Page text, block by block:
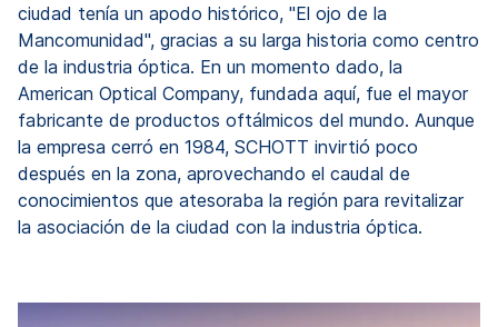
ciudad tenía un apodo histórico, "El ojo de la
Mancomunidad", gracias a su larga historia como centro
de la industria óptica. En un momento dado, la
American Optical Company, fundada aquí, fue el mayor
fabricante de productos oftálmicos del mundo. Aunque
la empresa cerró en 1984, SCHOTT invirtió poco
después en la zona, aprovechando el caudal de
conocimientos que atesoraba la región para revitalizar
la asociación de la ciudad con la industria óptica.